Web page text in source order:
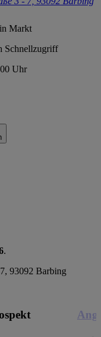
Markt
Schnellzugriff
Uhr
.
93092 Barbing